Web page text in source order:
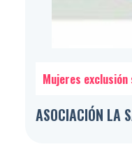
Mujeres exclusión
ASOCIACIÓN LA